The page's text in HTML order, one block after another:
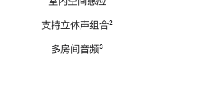
支持立体声组合脚
²
多房间音频脚
³